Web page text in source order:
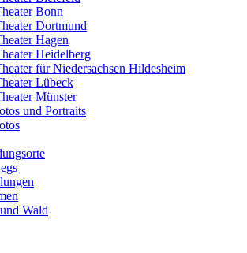
Bonn
Dortmund
Hagen
Heidelberg
für Niedersachsen Hildesheim
Lübeck
Münster
und Portraits
Wald